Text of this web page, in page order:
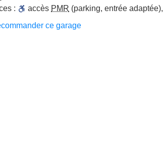
:
accès PMR (parking, entrée adaptée),
ce garage